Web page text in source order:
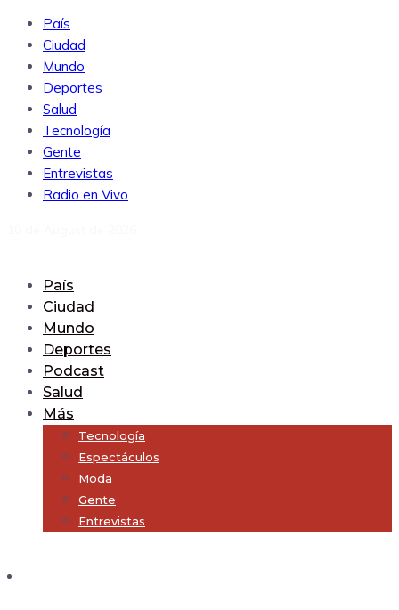
País
Ciudad
Mundo
Deportes
Salud
Tecnología
Gente
Entrevistas
Radio en Vivo
País
Ciudad
Mundo
Deportes
Podcast
Salud
Más
Tecnología
Espectáculos
Moda
Gente
Entrevistas